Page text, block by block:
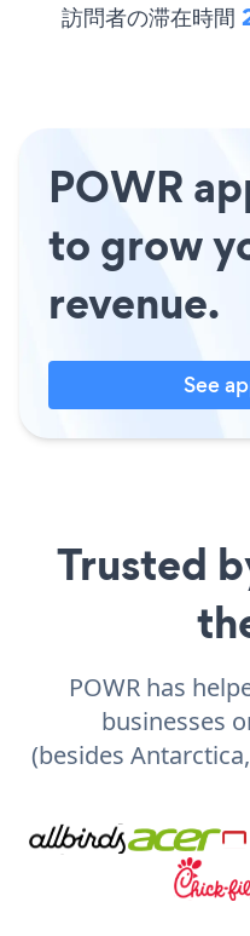
訪問者の滞在時間
POWR
to grow
revenue.
See
Trusted
POWR has
businesses
(besides